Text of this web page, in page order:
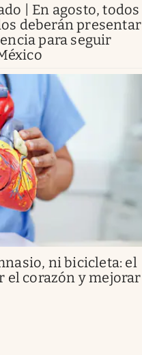
| En agosto, todos
deberán presentar
para seguir
ni bicicleta: el
el corazón y mejorar